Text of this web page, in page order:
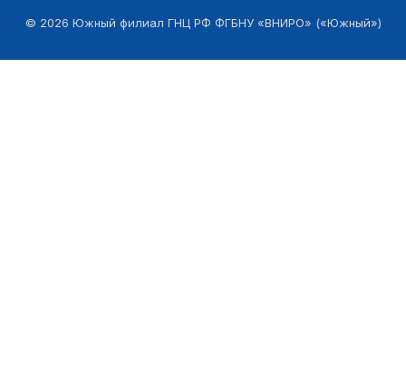
© 2026 Южный филиал ГНЦ РФ ФГБНУ «ВНИРО» («Южный»)